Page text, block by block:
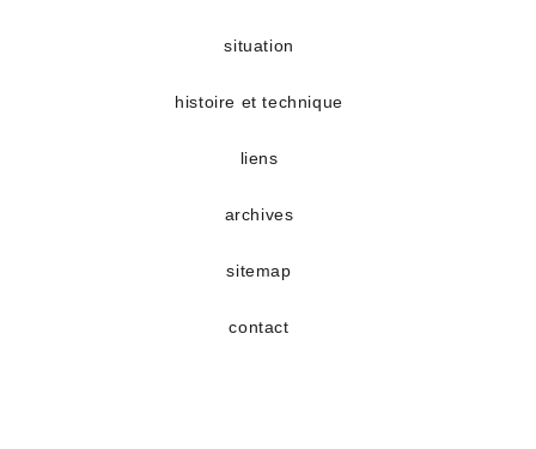
onglet
situation
histoire et technique
liens
archives
sitemap
contact